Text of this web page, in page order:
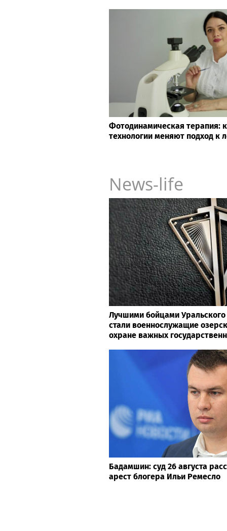
Фотодинамическая терапия:
технологии меняют подход к
News-life
Лучшими бойцами Уральского
стали военнослужащие
охране важных
Бадамшин: суд 26 августа
арест блогера Ильи Ремесло